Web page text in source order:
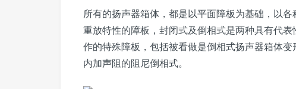
所有的扬声器箱体，都是以平面障板为基础，以
重放特性的障板，封闭式及倒相式是两种具有代
作的特殊障板，包括被看做是倒相式扬声器箱体
内加声阻的阻尼倒相式。